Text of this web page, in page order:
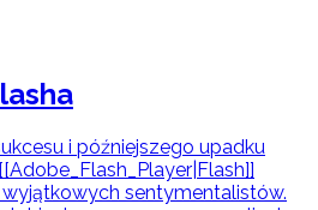
i późniejszego upadku
sentymentalistów.